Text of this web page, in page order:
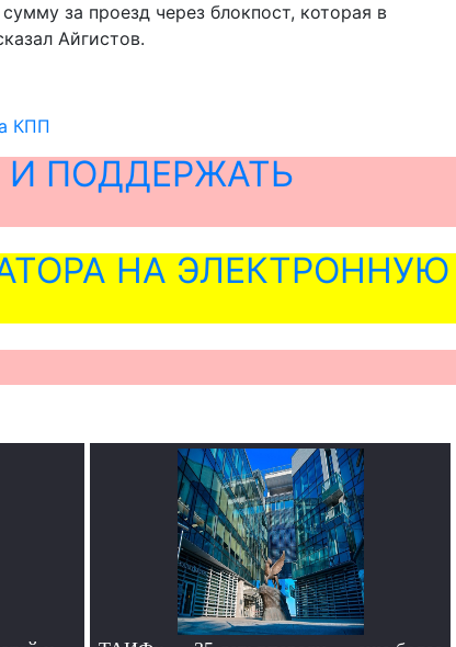
за проезд через блокпост, которая в
Айгистов.
КПП
И ПОДДЕРЖАТЬ
НА ЭЛЕКТРОННУЮ